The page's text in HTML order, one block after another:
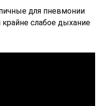
для пневмонии
слабое дыхание